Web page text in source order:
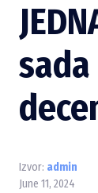
Izvor: admin
June 11, 2024